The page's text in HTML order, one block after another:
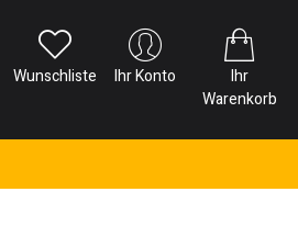
Wunschliste Ihr Konto
Ihr
Warenkorb